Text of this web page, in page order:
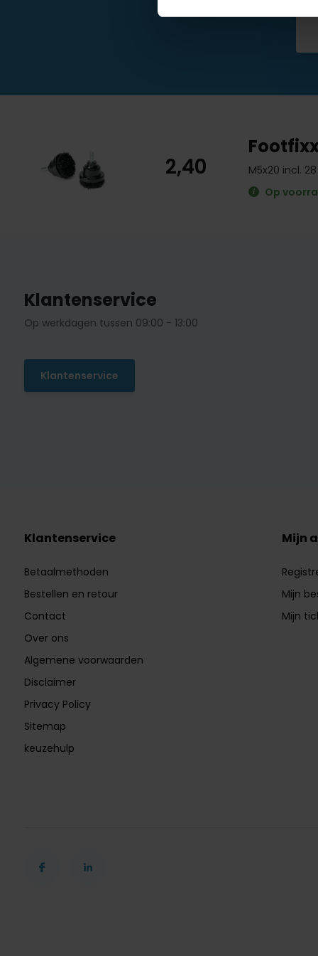
2,40
M5x20 incl.
Op
Klantenservice
Op werkdagen tussen 09:00 - 13:00
Klantenservice
Klantenservice
Betaalmethoden
Bestellen en retour
Contact
Over ons
Algemene voorwaarden
Disclaimer
Privacy Policy
Sitemap
keuzehulp
Mijn
Mijn
Mijn